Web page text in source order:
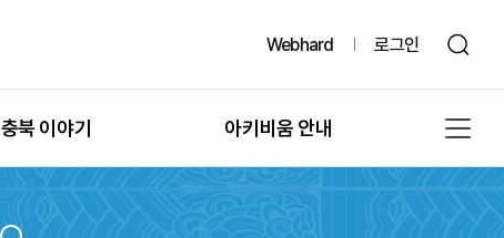
Webhard 로그인
충북 이야기
그때, 그 시절의 충북
아키비움 안내
공지사항